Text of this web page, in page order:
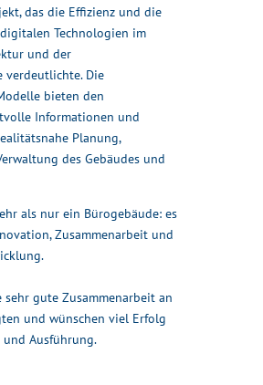
das die Effizienz und die
Technologien im
und der
verdeutlichte. Die
bieten den
Informationen und
Planung,
des Gebäudes und
als nur ein Bürogebäude: es
Zusammenarbeit und
gute Zusammenarbeit an
und wünschen viel Erfolg
Ausführung.